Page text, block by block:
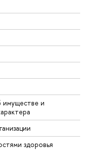
имуществе и
здоровья